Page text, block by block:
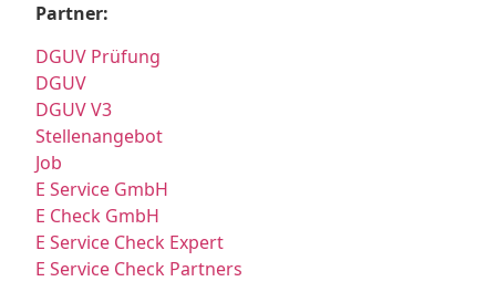
Partner:
DGUV Prüfung
DGUV
DGUV V3
Stellenangebot
Job
E Service GmbH
E Check GmbH
E Service Check Expert
E Service Check Partners